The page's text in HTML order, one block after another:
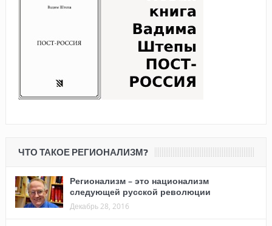
ЧТО ТАКОЕ РЕГИОНАЛИЗМ?
Регионализм – это национализм
следующей русской революции
Декабрь 28, 2016